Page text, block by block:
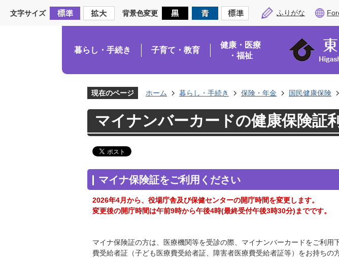
文字サイズ 背景色変更 ふりがな
暮らし・手続き 子育て・教育
健康・医療
・福祉
現在のページ ホーム 暮らし・手続き 保険・年金 国民健康保険
マイナンバーカードの健康保険証
マイナ保険証をご利用ください
2026年4月から、役場庁舎及び保健センターの開庁時間を変更します。
変更後の開庁時間は午前9時から午後4時(最終受付午後3時30分)までです。
マイナ保険証の方は、医療機関等を受診の際、マイナンバーカードをご利用
費受給者証（子ども医療費受給者証、障害者医療費受給者証等）をお持ちの